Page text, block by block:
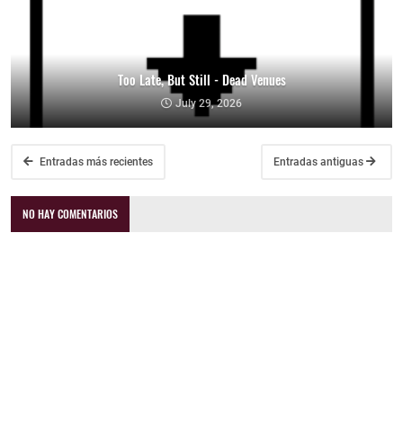
Too Late, But Still - Dead Venues
July 29, 2026
Entradas más recientes Entradas antiguas
NO HAY COMENTARIOS